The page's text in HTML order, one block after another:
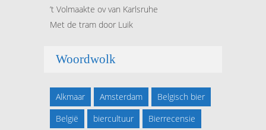
’t Volmaakte ov van Karlsruhe
Met de tram door Luik
Woordwolk
Alkmaar Amsterdam
Belgisch bier
België
biercultuur
Bierrecensie